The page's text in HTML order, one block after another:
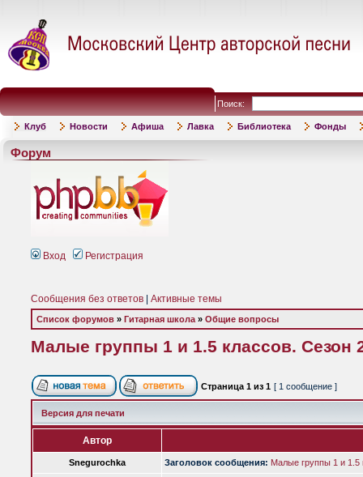
Поиск:
Клуб Новости Афиша Лавка Библиотека Фонды
Форум
Вход Регистрация
Сообщения без ответов Активные темы
Список форумов » Гитарная школа » Общие вопросы
Малые группы 1 и 1.5 классов. Сезон
Страница 1 из 1 [ 1 сообщение ]
Версия для печати
Автор
Snegurochka Заголовок сообщения: Малые группы 1 и 1.5